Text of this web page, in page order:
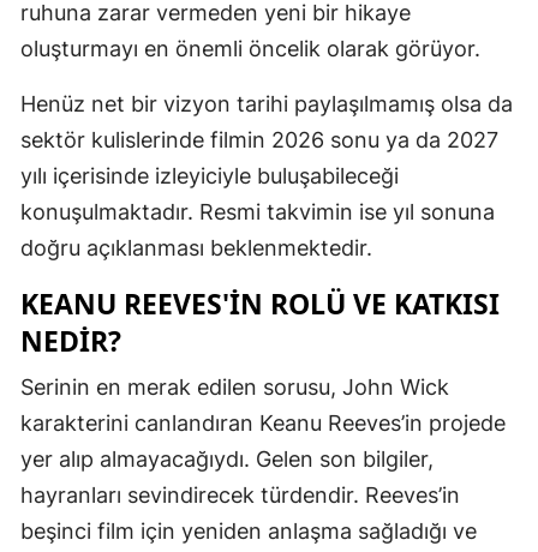
Mersin
İstanbul
İzmir
Kayseri
Kırşehir
Kocaeli
Konya
Kütahya
ruhuna zarar vermeden yeni bir hikaye
oluşturmayı en önemli öncelik olarak görüyor.
Henüz net bir vizyon tarihi paylaşılmamış olsa da
sektör kulislerinde filmin 2026 sonu ya da 2027
yılı içerisinde izleyiciyle buluşabileceği
konuşulmaktadır. Resmi takvimin ise yıl sonuna
doğru açıklanması beklenmektedir.
KEANU REEVES'IN ROLÜ VE KATKISI
NEDIR?
Serinin en merak edilen sorusu, John Wick
karakterini canlandıran Keanu Reeves’in projede
yer alıp almayacağıydı. Gelen son bilgiler,
hayranları sevindirecek türdendir. Reeves’in
beşinci film için yeniden anlaşma sağladığı ve